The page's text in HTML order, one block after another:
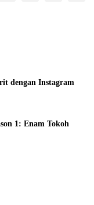
dengan Instagram
1: Enam Tokoh